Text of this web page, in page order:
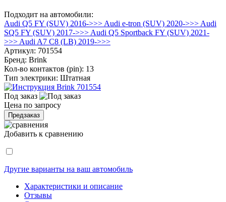
Подходит на автомобили:
Audi Q5 FY (SUV) 2016->>>Audi e-tron (SUV) 2020->>>Audi
SQ5 FY (SUV) 2017->>>Audi Q5 Sportback FY (SUV) 2021-
>>>Audi A7 C8 (LB) 2019->>>
Артикул: 701554
Бренд: Brink
Кол-во контактов (pin): 13
Тип электрики: Штатная
Под заказ
Цена по запросу
Предзаказ
Добавить к сравнению
Другие варианты на ваш автомобиль
Характеристики и описание
Отзывы